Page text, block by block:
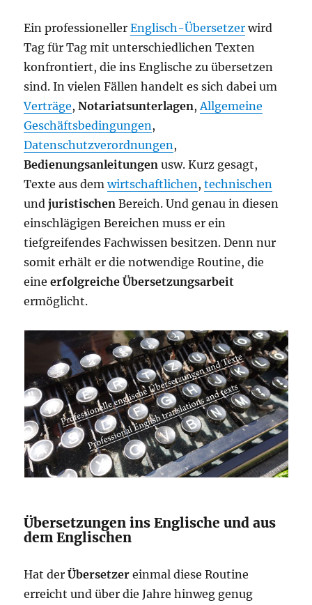
Ein professionellerEnglisch-Übersetzer wird
Tag für Tag mit unterschiedlichen Texten
konfrontiert, die ins Englische zu übersetzen
sind. In vielen Fällen handelt es sich dabei um
Verträge,Notariatsunterlagen,Allgemeine
Geschäftsbedingungen,
Datenschutzverordnungen,
Bedienungsanleitungen usw. Kurz gesagt,
Texte aus demwirtschaftlichen,technischen
undjuristischen Bereich. Und genau in diesen
einschlägigen Bereichen muss er ein
tiefgreifendes Fachwissen besitzen. Denn nur
somit erhält er die notwendige Routine, die
eineerfolgreiche Übersetzungsarbeit
ermöglicht.
Übersetzungen ins Englische und aus
dem Englischen
Hat derÜbersetzer einmal diese Routine
erreicht und über die Jahre hinweg genug